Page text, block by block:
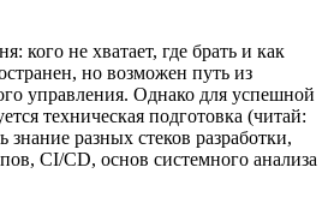
кого не хватает, где брать и как
но возможен путь из
управления. Однако для успешной
техническая подготовка (читай:
знание разных стеков разработки,
CI/CD, основ системного анализа